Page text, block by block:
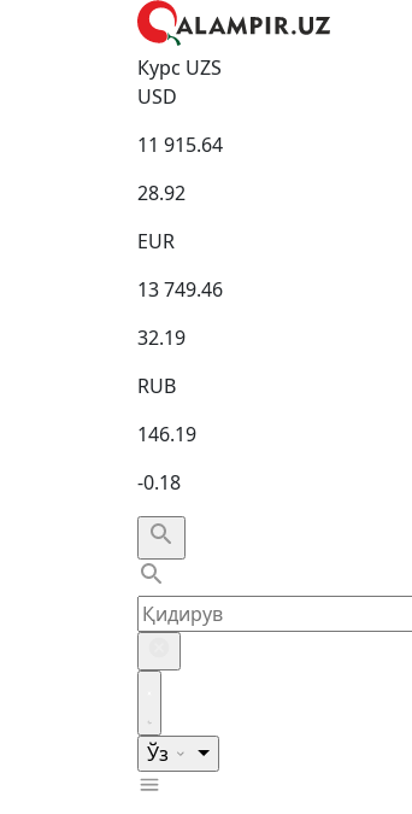
Курс UZS
USD
11 915.64
28.92
EUR
13 749.46
32.19
RUB
146.19
-0.18
Ўз